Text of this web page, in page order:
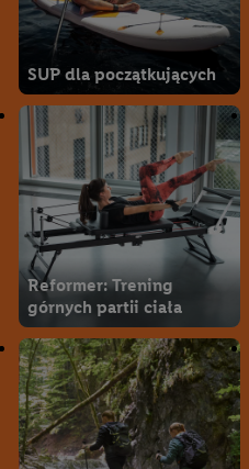
SUP dla początkujących
Reformer: Trening
górnych partii ciała